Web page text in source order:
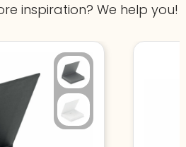
inspiration? We help you!